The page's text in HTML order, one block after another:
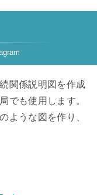
関係説明図を作成
でも使用します。
ような図を作り、